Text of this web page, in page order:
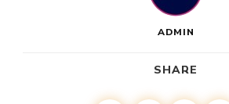
ADMIN
SHARE